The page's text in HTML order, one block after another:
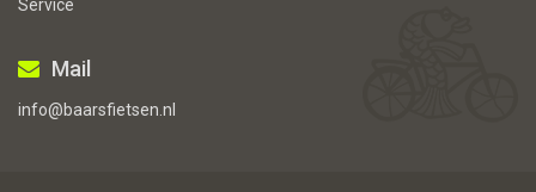
Service
Mail
info@baarsfietsen.nl